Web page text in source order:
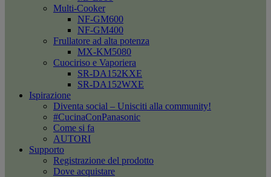
Multi-Cooker
NF-GM600
NF-GM400
Frullatore ad alta potenza
MX-KM5080
Cuociriso e Vaporiera
SR-DA152KXE
SR-DA152WXE
Ispirazione
Diventa social – Unisciti alla community!
#CucinaConPanasonic
Come si fa
AUTORI
Supporto
Registrazione del prodotto
Dove acquistare